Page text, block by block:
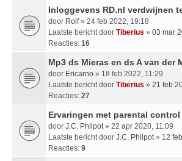
Inloggevens RD.nl verdwijnen
door Rolf» 24 feb 2022, 19:18
Laatste bericht door Tiberius » 03 mar
Reacties: 16
Mp3 ds Mieras en ds A van der
door Ericarno » 18 feb 2022, 11:29
Laatste bericht door Tiberius » 21 feb
Reacties: 27
Ervaringen met parental
door J.C. Philpot » 22 apr 2020, 11:09
Laatste bericht door J.C. Philpot » 12
Reacties: 9